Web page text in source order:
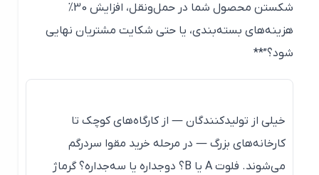
شکستن محصول شما در حمل‌ونقل، افزایش 30%
هزینه‌های بسته‌بندی، یا حتی شکایت مشتریان نهایی
شود؟”**
خیلی از تولیدکنندگان — از کارگاه‌های کوچک تا
کارخانه‌های بزرگ — در مرحله خرید مقوا سردرگم
می‌شوند. فلوت A یا B؟ دوجداره یا سه‌جداره؟ گرماژ